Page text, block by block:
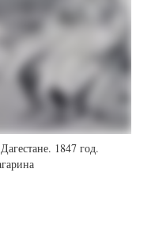
1847 год.